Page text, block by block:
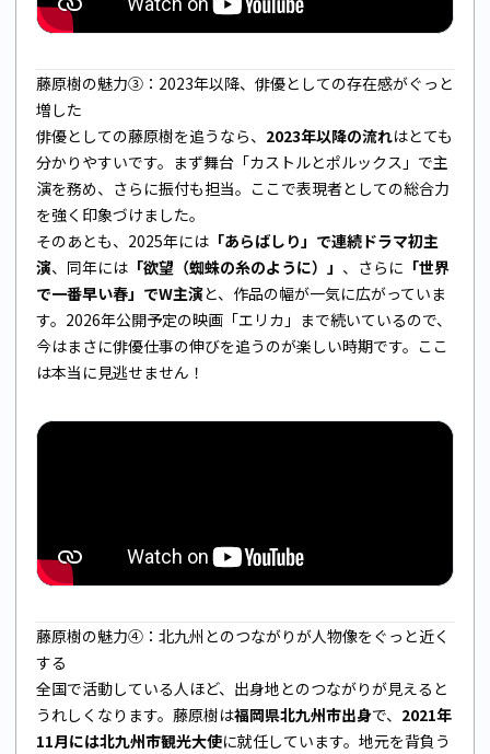
藤原樹の魅力③：2023年以降、俳優としての存在感がぐっと
増した
俳優としての藤原樹を追うなら、 2023年以降の流れはとても
分かりやすいです。まず舞台「カストルとポルックス」で主
演を務め、さらに振付も担当。ここで表現者としての総合力
を強く印象づけました。
そのあとも、2025年には 「あらばしり」で連続ドラマ初主
演、同年には 「欲望（蜘蛛の糸のように）」 、さらに 「世界
で一番早い春」でW主演と、作品の幅が一気に広がっていま
す。2026年公開予定の映画「エリカ」まで続いているので、
今はまさに俳優仕事の伸びを追うのが楽しい時期です。ここ
は本当に見逃せません！
藤原樹の魅力④：北九州とのつながりが人物像をぐっと近く
する
全国で活動している人ほど、出身地とのつながりが見えると
うれしくなります。藤原樹は福岡県北九州市出身で、 2021年
11月には北九州市観光大使に就任しています。地元を背負う